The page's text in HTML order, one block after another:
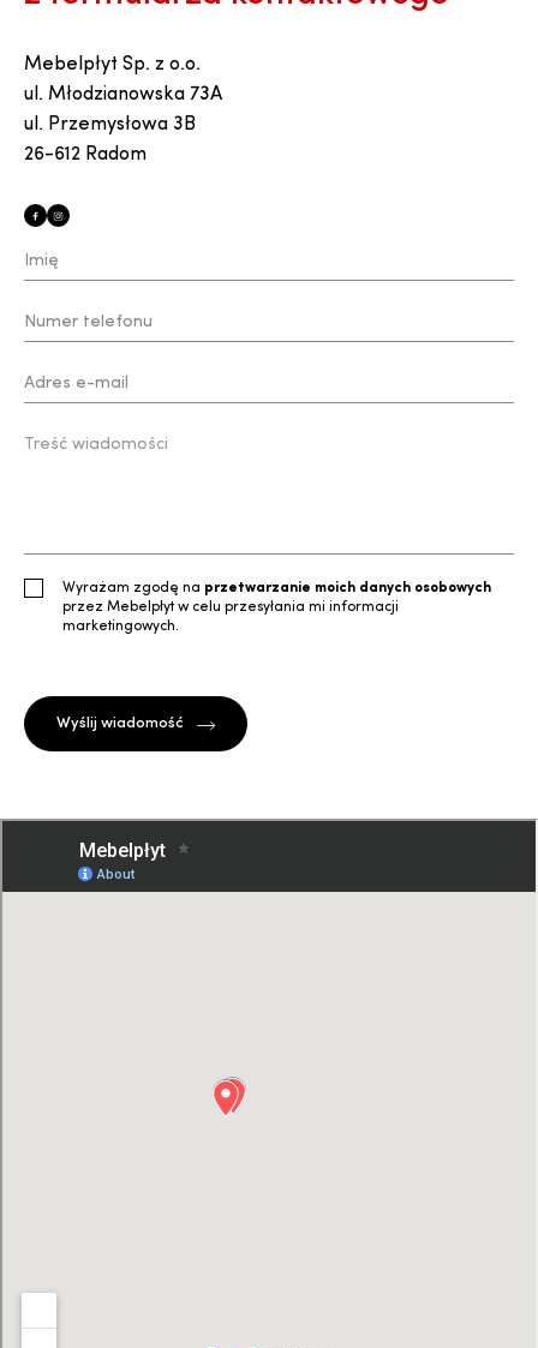
Mebelpłyt Sp. z o.o.
ul. Młodzianowska 73A
ul. Przemysłowa 3B
26-612 Radom
Wyrażam zgodę na przetwarzanie moich danych osobowych
przez Mebelpłyt w celu przesyłania mi informacji
marketingowych.